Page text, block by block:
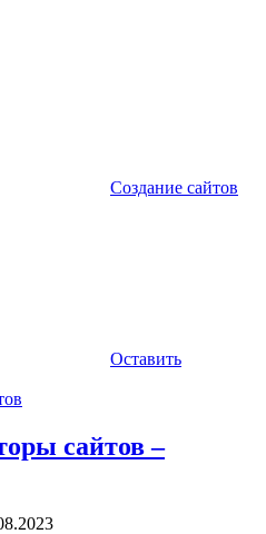
Создание сайтов
Оставить
сайтов –